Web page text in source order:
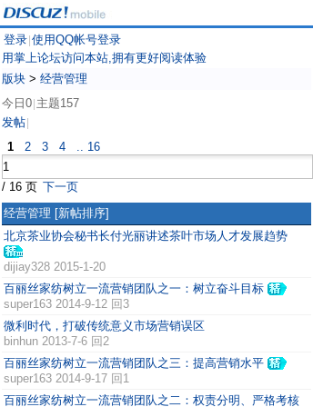
登录 使用QQ帐号登录
用掌上论坛访问本站,拥有更好阅读体验
版块 > 经营管理
今日0 主题157
发帖
1 2 3 4 .. 16
/ 16 页 下一页
经营管理 [新帖排序]
北京茶业协会秘书长付光丽讲述茶叶市场人才发展趋势
dijiay328 2015-1-20
百丽丝家纺树立一流营销团队之一：树立奋斗目标
super163 2014-9-12 回3
微利时代，打破传统意义市场营销误区
binhun 2013-7-6 回2
百丽丝家纺树立一流营销团队之三：提高营销水平
super163 2014-9-17 回1
百丽丝家纺树立一流营销团队之二：权责分明、严格考核